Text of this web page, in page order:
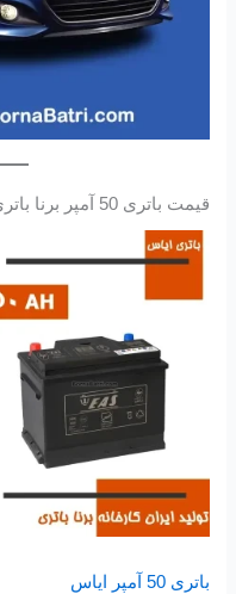
قیمت باتری 50 آمپر برنا باتری
باتری 50 آمپر ایاس